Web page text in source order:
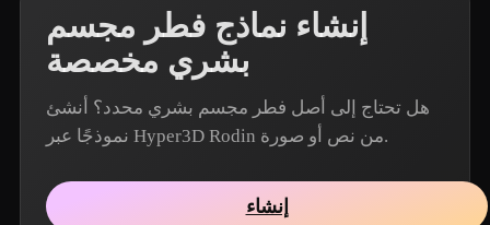
إنشاء نماذج فطر مجسم
بشري مخصصة
هل تحتاج إلى أصل فطر مجسم بشري محدد؟ أنشئ
نموذجًا عبر Hyper3D Rodin من نص أو صورة.
إنشاء